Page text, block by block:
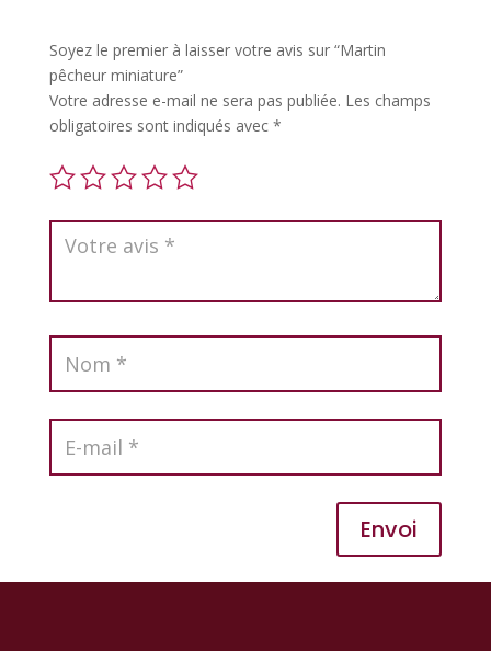
Soyez le premier à laisser votre avis sur “Martin
pêcheur miniature”
Votre adresse e-mail ne sera pas publiée. Les champs
obligatoires sont indiqués avec *
Envoi